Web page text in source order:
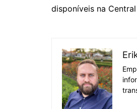
disponíveis na